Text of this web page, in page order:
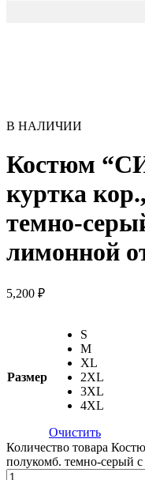
В НАЛИЧИИ
Костюм
куртка
темно-
лимонной
5,200 ₽
Размер
S
M
XL
2XL
3XL
4XL
Очистить
Количество товара
полукомб. темно-серый